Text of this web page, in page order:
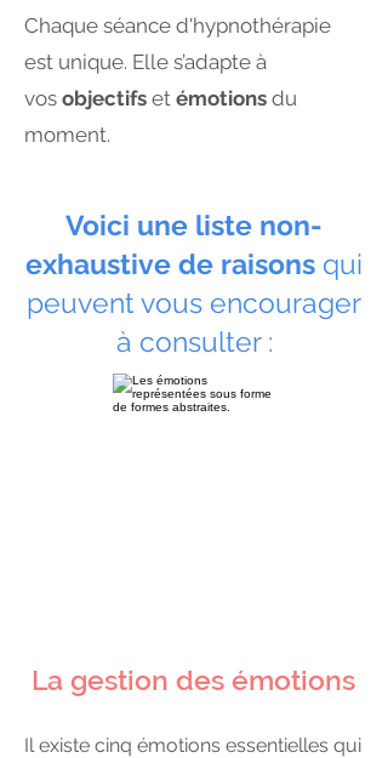
Chaque séance d'hypnothérapie
est unique. Elle s’adapte à
vos objectifs et émotions du
moment.
Voici une liste non-
exhaustive de raisons qui
peuvent vous encourager
à consulter :
La gestion des émotions
Il existe cinq émotions essentielles qui